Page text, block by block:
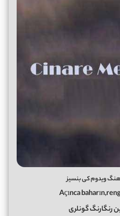
ویدوم کی بنسیز
Açınca
رنگارنگ گونلری